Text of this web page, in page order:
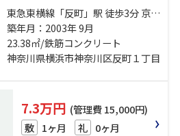
東急東横線「反町」駅 徒歩3分 京急
本線「神奈川」駅 徒歩10分 京浜東
北線「東神奈川」駅 徒歩10分
築年月：2003年 9月
23.38㎡/鉄筋コンクリート
神奈川県横浜市神奈川区反町１丁目
7.3万円 (管理費 15,000円)
敷 1ヶ月 礼 0ヶ月